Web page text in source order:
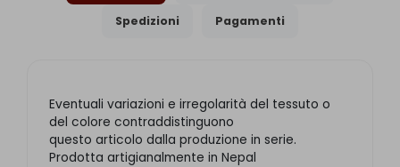
Spedizioni Pagamenti
Eventuali variazioni e irregolarità del tessuto o
del colore contraddistinguono
questo articolo dalla produzione in serie.
Prodotta artigianalmente in Nepal